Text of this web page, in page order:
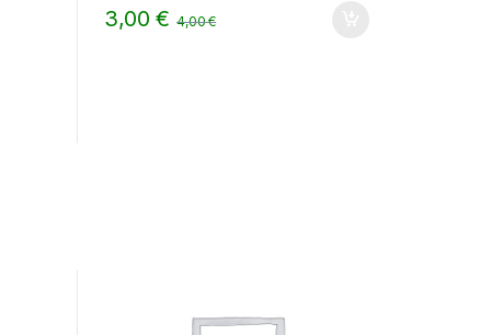
del prodotto
o
f3,00€ 4,00€